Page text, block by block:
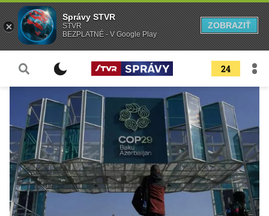
24
Správy STVR
STVR
BEZPLATNÉ - V Google Play
ZOBRAZIŤ